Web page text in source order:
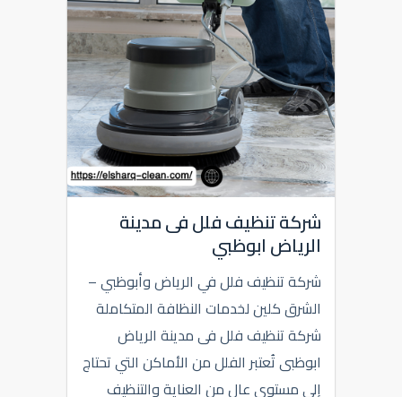
شركة تنظيف فلل فى مدينة
الرياض ابوظبي
شركة تنظيف فلل في الرياض وأبوظبي –
الشرق كلين لخدمات النظافة المتكاملة
شركة تنظيف فلل فى مدينة الرياض
ابوظبى تُعتبر الفلل من الأماكن التي تحتاج
إلى مستوى عالٍ من العناية والتنظيف